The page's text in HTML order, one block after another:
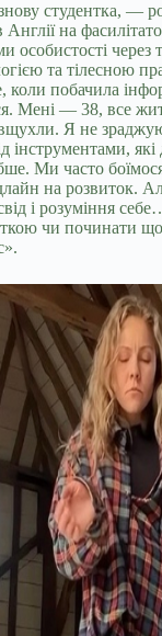
студентка, —
на
особистості через
та тілесною
коли побачила
Мені — 38, все
вщухли. Я не
інструментами,
Ми часто
на розвиток.
і розуміння
чи починати